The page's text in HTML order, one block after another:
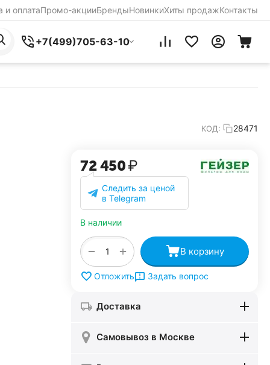
и оплатаПромо-акцииБрендыНовинкиХиты продажКонтакты
+7(499)705-63-10
КОД: 28471
72 450₽
Следить за ценой
в Telegram
В наличии
+
− В корзину
Отложить Задать вопрос
Доставка
Самовывоз в Москве